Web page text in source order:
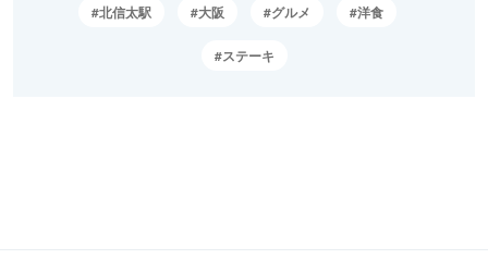
北信太駅 大阪 グルメ 洋食
ステーキ